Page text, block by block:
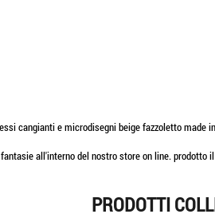
cangianti e microdisegni beige fazzoletto
all'interno del nostro store on line. prodotto
PRODOTTI